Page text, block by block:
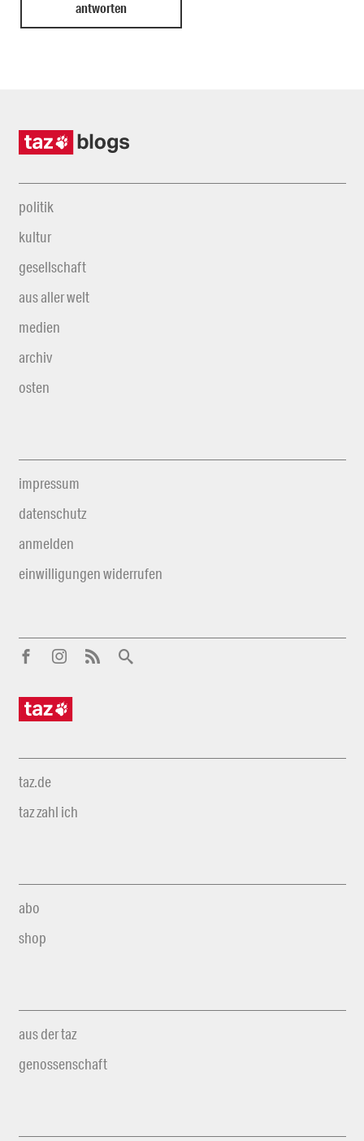
politik
kultur
gesellschaft
aus aller welt
medien
archiv
osten
impressum
datenschutz
anmelden
einwilligungen widerrufen
taz.de
taz zahl ich
abo
shop
aus der taz
genossenschaft